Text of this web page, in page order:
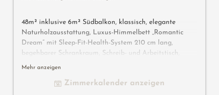
48m² inklusive 6m² Südbalkon, klassisch, elegante
Naturholzausstattung, Luxus-Himmelbett „Romantic
Dream“ mit Sleep-Fit-Health-System 210 cm lang,
begehbarer Schrankraum, Schreib- und Arbeitstisch,
Romantic-Fire-Kamin, Dolby-Surround-TV mit DVD,
Edel-Badezimmer mit Relax-Dusche für 2, im Raum
Mehr anzeigen
Zimmerkalender anzeigen